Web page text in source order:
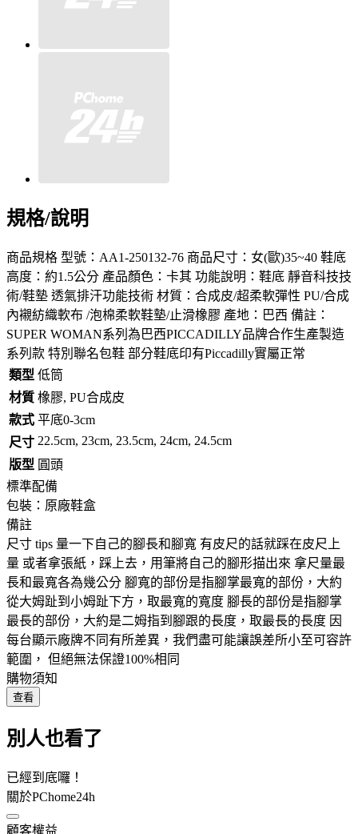
規格/說明
商品規格 型號：AA1-250132-76 商品尺寸：女(歐)35~40 鞋底
高度：約1.5公分 產品顏色：卡其 功能說明：鞋底 靜音科技技
術/鞋墊 透氣排汗功能技術 材質：合成皮/超柔軟彈性 PU/合成
內襯紡織軟布 /泡棉柔軟鞋墊/止滑橡膠 產地：巴西 備註：
SUPER WOMAN系列為巴西PICCADILLY品牌合作生產製造
系列款 特別聯名包鞋 部分鞋底印有Piccadilly實屬正常
類型 低筒
材質 橡膠, PU合成皮
款式 平底0-3cm
尺寸 22.5cm, 23cm, 23.5cm, 24cm, 24.5cm
版型 圓頭
標準配備
包裝：原廠鞋盒
備註
尺寸 tips 量一下自己的腳長和腳寬 有皮尺的話就踩在皮尺上
量 或者拿張紙，踩上去，用筆將自己的腳形描出來 拿尺量最
長和最寬各為幾公分 腳寬的部份是指腳掌最寬的部份，大約
從大姆趾到小姆趾下方，取最寬的寬度 腳長的部份是指腳掌
最長的部份，大約是二姆指到腳跟的長度，取最長的長度 因
每台顯示廠牌不同有所差異，我們盡可能讓誤差所小至可容許
範圍， 但絕無法保證100%相同
購物須知
查看
別人也看了
已經到底囉！
關於PChome24h
顧客權益